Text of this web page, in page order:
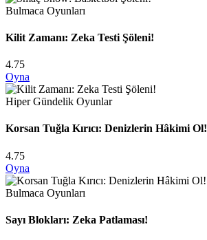
Bulmaca Oyunları
Kilit Zamanı: Zeka Testi Şöleni!
4.75
Oyna
Hiper Gündelik Oyunlar
Korsan Tuğla Kırıcı: Denizlerin Hâkimi Ol!
4.75
Oyna
Bulmaca Oyunları
Sayı Blokları: Zeka Patlaması!